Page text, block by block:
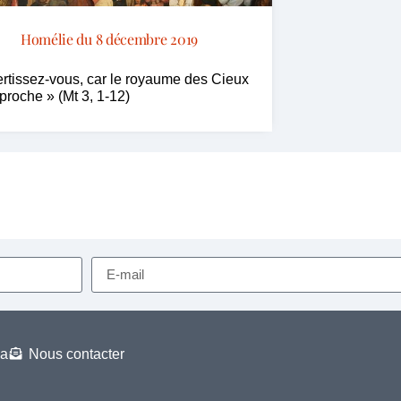
Homélie du 8 décembre 2019
vous, car le royaume des Cieux
» (Mt 3, 1-12)
Nous contacter